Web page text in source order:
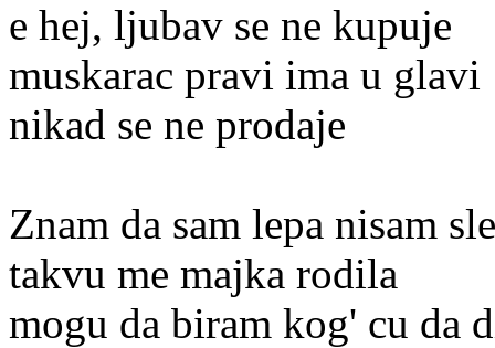
e hej, ljubav se ne kupuje
muskarac pravi ima u glavi
nikad se ne prodaje
Znam da sam lepa nisam
takvu me majka rodila
mogu da biram kog' cu da